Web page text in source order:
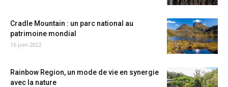
Cradle Mountain : un parc national au
patrimoine mondial
16 juin 2022
Rainbow Region, un mode de vie en synergie
avec la nature